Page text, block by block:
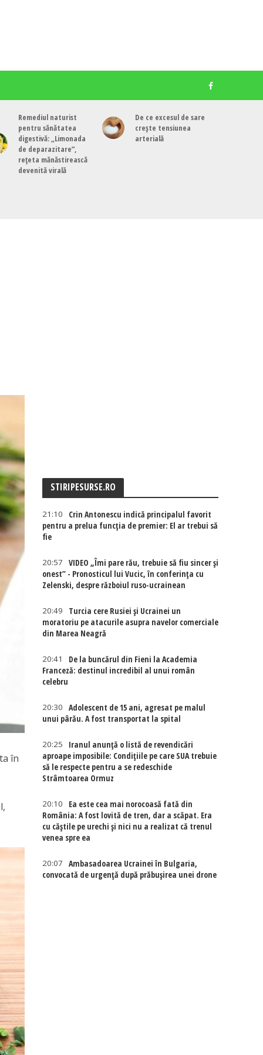
Remediul naturist
pentru sănătatea
digestivă: „Limonada
de deparazitare”,
rețeta mănăstirească
devenită virală
De ce excesul de sare
crește tensiunea
arterială
în
STIRIPESURSE.RO
21:10
Crin Antonescu indică principalul favorit
pentru a prelua funcția de premier: El ar trebui să
fie
20:57
VIDEO „Îmi pare rău, trebuie să fiu sincer și
onest” - Pronosticul lui Vucic, în conferința cu
Zelenski, despre războiul ruso-ucrainean
20:49
Turcia cere Rusiei și Ucrainei un
moratoriu pe atacurile asupra navelor comerciale
din Marea Neagră
20:41
De la buncărul din Fieni la Academia
Franceză: destinul incredibil al unui român
celebru
20:30
Adolescent de 15 ani, agresat pe malul
unui pârău. A fost transportat la spital
20:25
Iranul anunță o listă de revendicări
aproape imposibile: Condițiile pe care SUA trebuie
să le respecte pentru a se redeschide
Strâmtoarea Ormuz
20:10
Ea este cea mai norocoasă fată din
România: A fost lovită de tren, dar a scăpat. Era
cu căștile pe urechi și nici nu a realizat că trenul
venea spre ea
20:07
Ambasadoarea Ucrainei în Bulgaria,
convocată de urgență după prăbușirea unei drone